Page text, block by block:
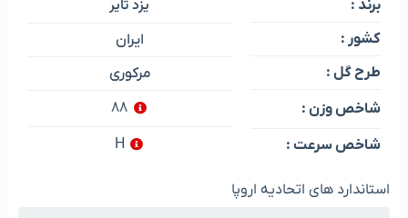
برند :
کشور :
طرح گل :
شاخص وزن :
شاخص سرعت :
یزد تایر
ایران
مرکوری
۸۸
H
استاندارد های اتحادیه اروپا